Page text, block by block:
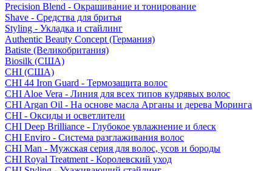
Precision Blend - Окрашивание и тонирование
Shave - Средства для бритья
Styling - Укладка и стайлинг
Authentic Beauty Concept (Германия)
Batiste (Великобритания)
Biosilk (США)
CHI (США)
CHI 44 Iron Guard - Термозащита волос
CHI Aloe Vera - Линия для всех типов кудрявых волос
CHI Argan Oil - На основе масла Арганы и дерева Моринга
CHI - Оксиды и осветлители
CHI Deep Brilliance - Глубокое увлажнение и блеск
CHI Enviro - Система разглаживания волос
CHI Man - Мужская серия для волос, усов и бороды
CHI Royal Treatment - Королевский уход